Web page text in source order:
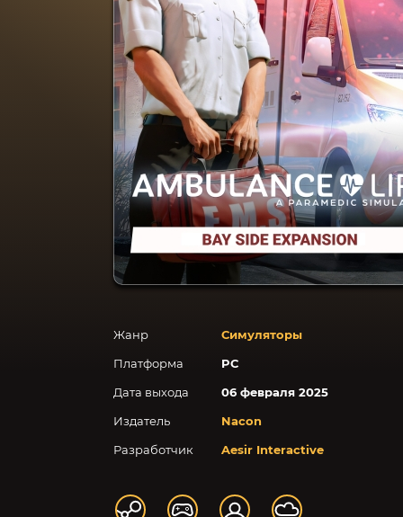
Жанр
Симуляторы
Платформа
PC
Дата выхода
06 февраля 2025
Издатель
Nacon
Разработчик
Aesir Interactive